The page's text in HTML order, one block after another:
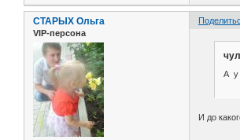
СТАРЫХ Ольга
VIP-персона
А у
И до